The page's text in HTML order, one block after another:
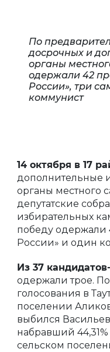
По
досрочных и
органы
одержали 42
России», три
коммунист
14 октября в 17
дополнительные
органы местного
депутатские
избирательных
победу одержали
России» и один
Из 37
одержали трое.
голосования в
поселении
выбился
набравший
сельском